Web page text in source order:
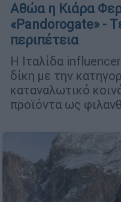
Αθώα η Κιάρα
«Pandorogate» -
περιπέτεια
Η Ιταλίδα
δίκη με την
καταναλωτικό
προϊόντα ως